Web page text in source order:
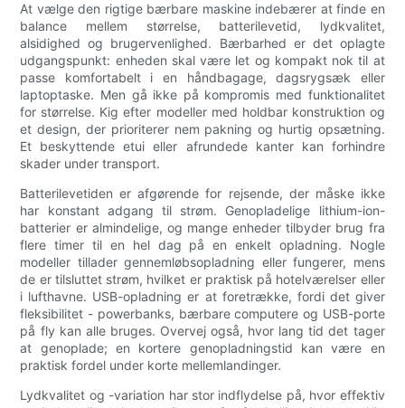
At vælge den rigtige bærbare maskine indebærer at finde en
balance mellem størrelse, batterilevetid, lydkvalitet,
alsidighed og brugervenlighed. Bærbarhed er det oplagte
udgangspunkt: enheden skal være let og kompakt nok til at
passe komfortabelt i en håndbagage, dagsrygsæk eller
laptoptaske. Men gå ikke på kompromis med funktionalitet
for størrelse. Kig efter modeller med holdbar konstruktion og
et design, der prioriterer nem pakning og hurtig opsætning.
Et beskyttende etui eller afrundede kanter kan forhindre
skader under transport.
Batterilevetiden er afgørende for rejsende, der måske ikke
har konstant adgang til strøm. Genopladelige lithium-ion-
batterier er almindelige, og mange enheder tilbyder brug fra
flere timer til en hel dag på en enkelt opladning. Nogle
modeller tillader gennemløbsopladning eller fungerer, mens
de er tilsluttet strøm, hvilket er praktisk på hotelværelser eller
i lufthavne. USB-opladning er at foretrække, fordi det giver
fleksibilitet - powerbanks, bærbare computere og USB-porte
på fly kan alle bruges. Overvej også, hvor lang tid det tager
at genoplade; en kortere genopladningstid kan være en
praktisk fordel under korte mellemlandinger.
Lydkvalitet og -variation har stor indflydelse på, hvor effektiv